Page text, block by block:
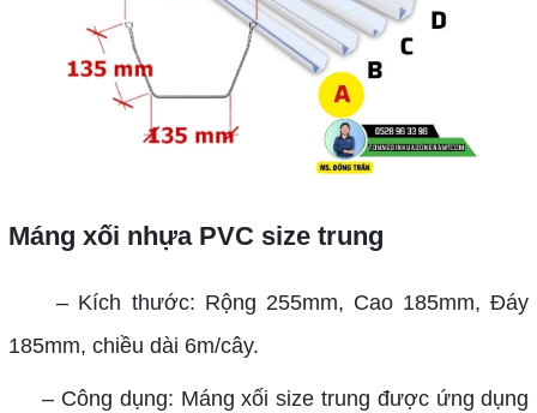
Máng xối nhựa PVC size trung
– Kích thước: Rộng 255mm, Cao 185mm, Đáy
185mm, chiều dài 6m/cây.
– Công dụng: Máng xối size trung được ứng dụng